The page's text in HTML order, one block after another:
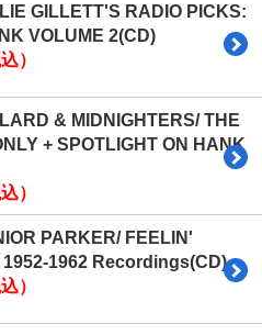
GILLETT'S RADIO PICKS:
VOLUME 2(CD)
）
& MIDNIGHTERS/ THE
+ SPOTLIGHT ON HANK
）
PARKER/ FEELIN'
1952-1962 Recordings(CD)
）